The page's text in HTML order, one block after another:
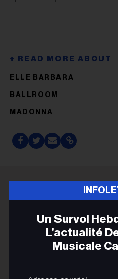
ELLE BARBARA
BALLROOM
MADONNA
Un Survol
L’actualité
Musicale